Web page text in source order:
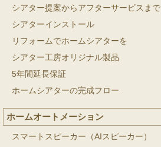
シアター提案からアフターサービスまで
シアターインストール
リフォームでホームシアターを
シアター工房オリジナル製品
5年間延長保証
ホームシアターの完成フロー
ホームオートメーション
スマートスピーカー（AIスピーカー）